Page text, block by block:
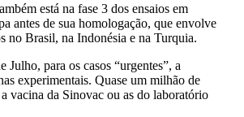
está na fase 3 dos ensaios em
antes de sua homologação, que envolve
no Brasil, na Indonésia e na Turquia.
Julho, para os casos “urgentes”, a
experimentais. Quase um milhão de
vacina da Sinovac ou as do laboratório